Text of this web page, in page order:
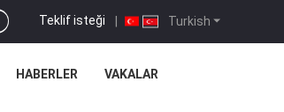
Turkish
Teklif isteği |
HABERLER VAKALAR